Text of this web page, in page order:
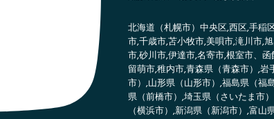
北海道（札幌市）中央区,西区,手稲
市,千歳市,苫小牧市,美唄市,滝川市,
市,砂川市,伊達市,名寄市,根室市、
留萌市,稚内市,青森県（青森市）,
市）,山形県（山形市）,福島県（福
県（前橋市）,埼玉県（さいたま市
（横浜市）,新潟県（新潟市）,富